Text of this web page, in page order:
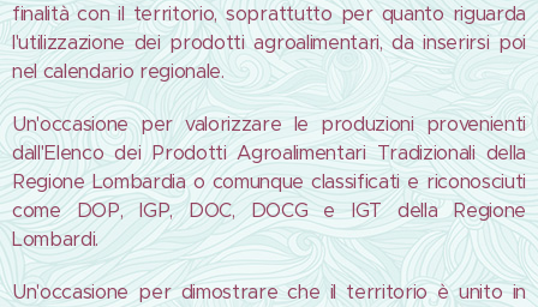
finalità con il territorio, soprattutto per quanto riguarda
l'utilizzazione dei prodotti agroalimentari, da inserirsi poi
nel calendario regionale.
Un'occasione per valorizzare le produzioni provenienti
dall'Elenco dei Prodotti Agroalimentari Tradizionali della
Regione Lombardia o comunque classificati e riconosciuti
come DOP, IGP, DOC, DOCG e IGT della Regione
Lombardi.
Un'occasione per dimostrare che il territorio è unito in